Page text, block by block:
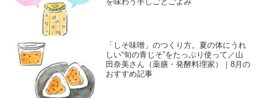
を味わう手しごとごよみ
「しそ味噌」のつくり方。夏の体にうれ
しい“旬の青じそ”をたっぷり使って／山
田奈美さん（薬膳・発酵料理家）｜8月の
おすすめ記事